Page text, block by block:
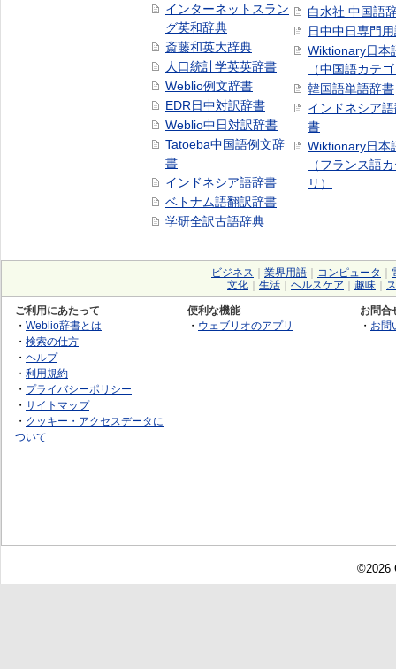
インターネットスラン
グ英和辞典
斎藤和英大辞典
人口統計学英英辞書
Weblio例文辞書
EDR日中対訳辞書
Weblio中日対訳辞書
Tatoeba中国語例文辞
書
インドネシア語辞書
ベトナム語翻訳辞書
学研全訳古語辞典
白水社 中国語
日中中日専門
Wiktionary日本
（中国語カテ
韓国語単語辞書
インドネシア
書
Wiktionary日本
（フランス語
リ）
ビジネス 業界用語 コンピュータ
文化
生活 ヘルスケア 趣味
ご利用にあたって
・ Weblio辞書とは
・ 検索の仕方
・ ヘルプ
・ 利用規約
・ プライバシーポリシー
・ サイトマップ
・ クッキー・アクセスデータに
ついて
便利な機能
・ ウェブリオのアプリ
お問合
・ お問
©2026